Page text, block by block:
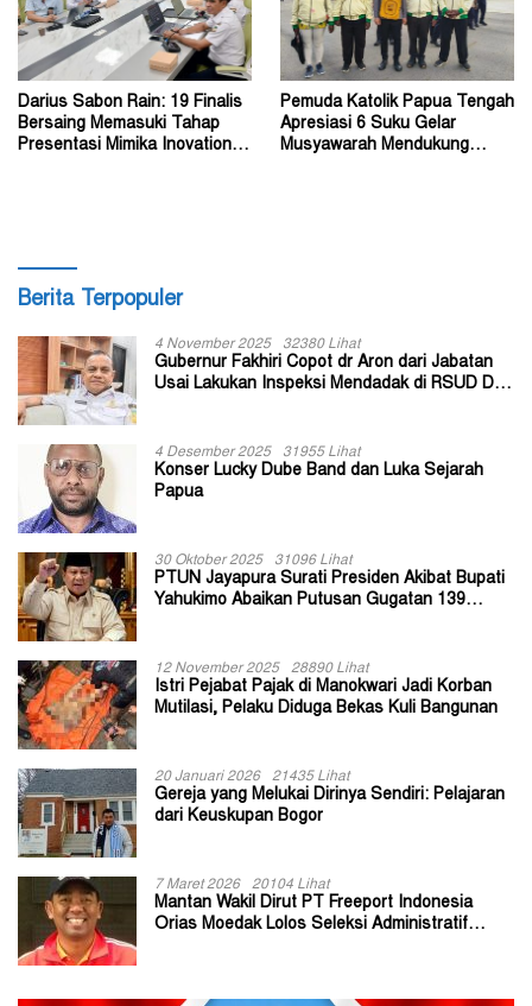
Darius Sabon Rain: 19 Finalis
Bersaing Memasuki Tahap
Presentasi Mimika Inovation
Pemuda Katolik Papua Tengah
Apresiasi 6 Suku Gelar
Musyawarah Mendukung
Berita Terpopuler
4 November 2025 32380 Lihat
Gubernur Fakhiri Copot dr Aron dari Jabatan
Usai Lakukan Inspeksi Mendadak di RSUD Dok
4 Desember 2025 31955 Lihat
Konser Lucky Dube Band dan Luka Sejarah
Papua
30 Oktober 2025 31096 Lihat
PTUN Jayapura Surati Presiden Akibat Bupati
Yahukimo Abaikan Putusan Gugatan 139
12 November 2025 28890 Lihat
Istri Pejabat Pajak di Manokwari Jadi Korban
Mutilasi, Pelaku Diduga Bekas Kuli Bangunan
20 Januari 2026 21435 Lihat
Gereja yang Melukai Dirinya Sendiri: Pelajaran
dari Keuskupan Bogor
7 Maret 2026 20104 Lihat
Mantan Wakil Dirut PT Freeport Indonesia
Orias Moedak Lolos Seleksi Administratif